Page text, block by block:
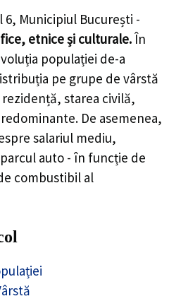
6, Municipiul București -
etnice și culturale.În
populației de-a
pe grupe de vârstă
starea civilă,
De asemenea,
salariul mediu,
auto - în funcție de
combustibil al